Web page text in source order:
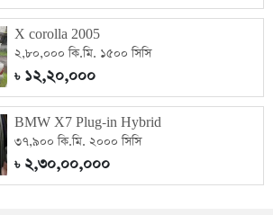
X corolla 2005
২,৮০,০০০ কি.মি. ১৫০০ সিসি
৳১২,২০,০০০
BMW X7 Plug-in Hybrid
৩৭,৯০০ কি.মি. ২০০০ সিসি
৳২,৩০,০০,০০০